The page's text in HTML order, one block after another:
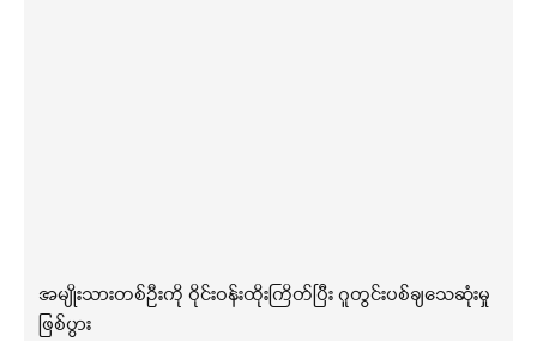
အမျိုးသားတစ်ဦးကို ဝိုင်းဝန်းထိုးကြိတ်ပြီး ဂူတွင်းပစ်ချသေဆုံးမှု
ဖြစ်ပွား